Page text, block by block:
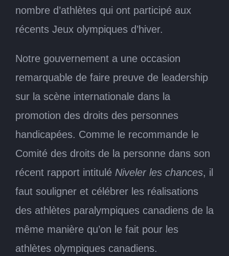
nombre d’athlètes qui ont participé aux
récents Jeux olympiques d’hiver.
Notre gouvernement a une occasion
remarquable de faire preuve de leadership
sur la scène internationale dans la
promotion des droits des personnes
handicapées. Comme le recommande le
Comité des droits de la personne dans son
récent rapport intitulé Niveler les chances, il
faut souligner et célébrer les réalisations
des athlètes paralympiques canadiens de la
même manière qu’on le fait pour les
athlètes olympiques canadiens.